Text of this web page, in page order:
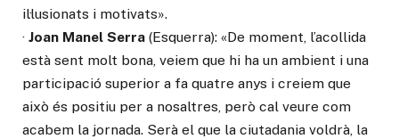
il·lusionats i motivats».
· Joan Manel Serra (Esquerra): «De moment, l’acollida
està sent molt bona, veiem que hi ha un ambient i una
participació superior a fa quatre anys i creiem que
això és positiu per a nosaltres, però cal veure com
acabem la jornada. Serà el que la ciutadania voldrà, la